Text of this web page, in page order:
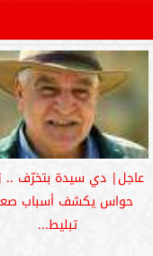
عاجل| دي سيدة بتخرّف ..
حواس يكشف أسباب
تبليط...